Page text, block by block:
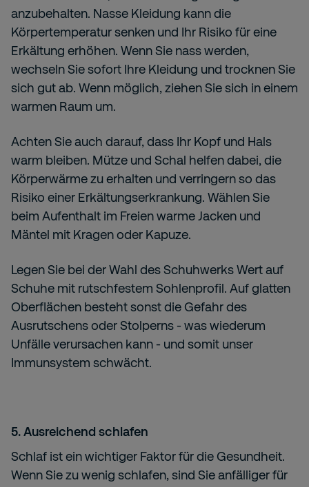
anzubehalten. Nasse Kleidung kann die
Körpertemperatur senken und Ihr Risiko für eine
Erkältung erhöhen. Wenn Sie nass werden,
wechseln Sie sofort Ihre Kleidung und trocknen Sie
sich gut ab. Wenn möglich, ziehen Sie sich in einem
warmen Raum um.
Achten Sie auch darauf, dass Ihr Kopf und Hals
warm bleiben. Mütze und Schal helfen dabei, die
Körperwärme zu erhalten und verringern so das
Risiko einer Erkältungserkrankung. Wählen Sie
beim Aufenthalt im Freien warme Jacken und
Mäntel mit Kragen oder Kapuze.
Legen Sie bei der Wahl des Schuhwerks Wert auf
Schuhe mit rutschfestem Sohlenprofil. Auf glatten
Oberflächen besteht sonst die Gefahr des
Ausrutschens oder Stolperns - was wiederum
Unfälle verursachen kann - und somit unser
Immunsystem schwächt.
5. Ausreichend schlafen
Schlaf ist ein wichtiger Faktor für die Gesundheit.
Wenn Sie zu wenig schlafen, sind Sie anfälliger für